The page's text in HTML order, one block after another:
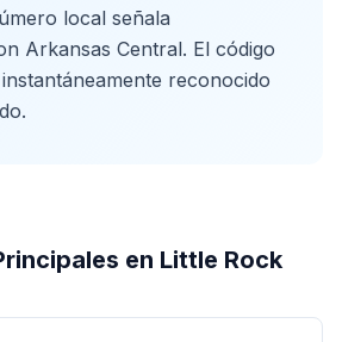
local señala
Arkansas Central. El código
reconocido
en Little Rock